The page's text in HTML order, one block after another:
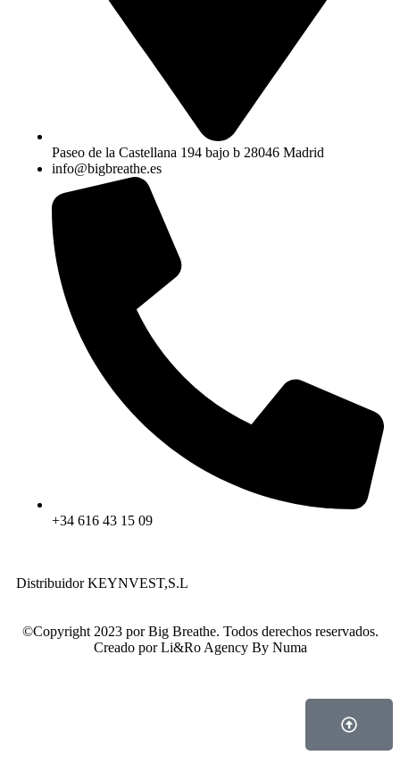
Paseo de la Castellana 194 bajo b 28046 Madrid
info@bigbreathe.es
+34 616 43 15 09
Distribuidor KEYNVEST,S.L
©Copyright 2023 por Big Breathe. Todos derechos reservados.
Creado por Li&Ro Agency By Numa